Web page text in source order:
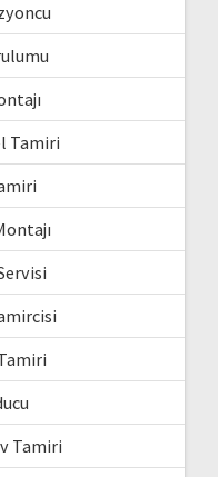
Tamiri
Tamiri